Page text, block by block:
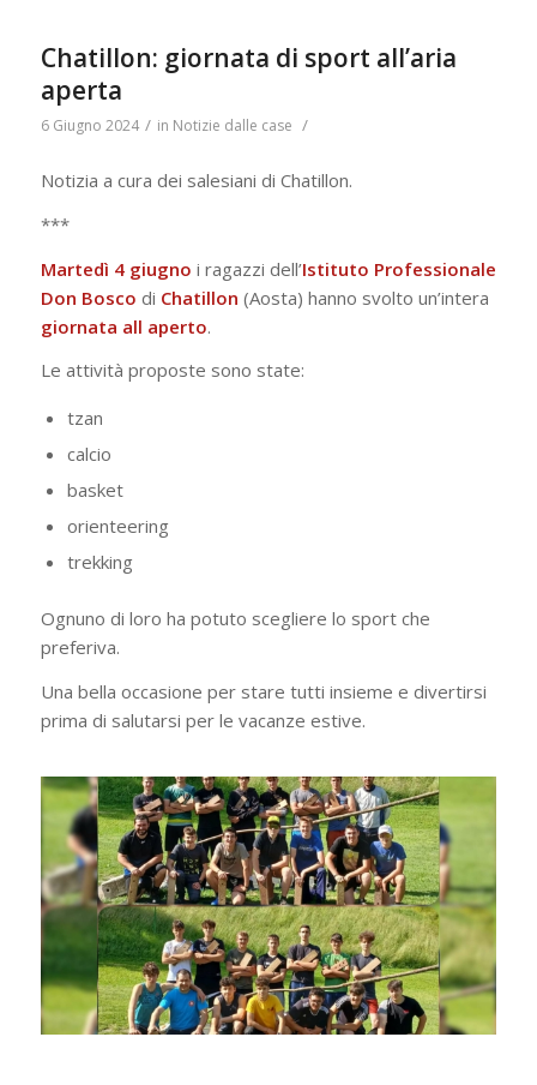
Chatillon: giornata di sport all’aria
aperta
6 Giugno 2024 / in Notizie dalle case /
Notizia a cura dei salesiani di Chatillon.
***
Martedì 4 giugno i ragazzi dell’Istituto Professionale
Don Bosco di Chatillon (Aosta) hanno svolto un’intera
giornata all aperto.
Le attività proposte sono state:
tzan
calcio
basket
orienteering
trekking
Ognuno di loro ha potuto scegliere lo sport che
preferiva.
Una bella occasione per stare tutti insieme e divertirsi
prima di salutarsi per le vacanze estive.